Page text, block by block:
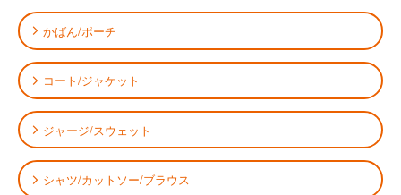
かばん/ポーチ
コート/ジャケット
ジャージ/スウェット
シャツ/カットソー/ブラウス